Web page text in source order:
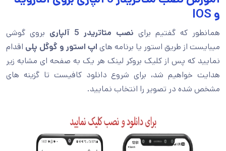
و IOS
همانطور که گفتیم برای نصب متاتریدر 5 آلپاری
بروی گوشی
میبایست از طریق استور یا برنامه های اپ استور و گوگل پلی اقدام
نمایید که پس از کلیک بروکر لینک هر یک به صفحه ای مشابه زیر
هدایت خواهیم شد، برای شروع دانلود کافیست تا گزینه های
مشخص شده در تصویر را انتخاب نمایید.